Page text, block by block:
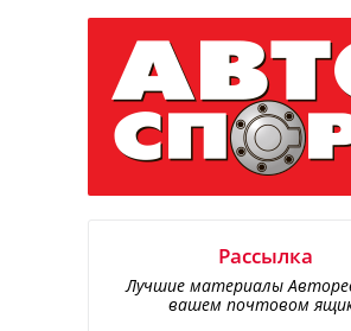
Рассылка
Лучшие материалы
вашем почтовом